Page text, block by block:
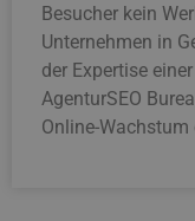
Besucher kein
Unternehmen in
der Expertise
AgenturSEO
Online-